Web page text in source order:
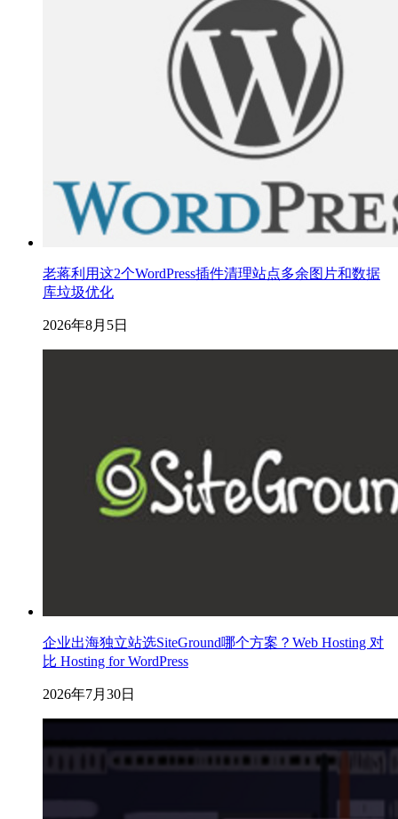
老蒋利用这2个WordPress插件清理站点多余图片和数据
库垃圾优化
2026年8月5日
企业出海独立站选SiteGround哪个方案？Web Hosting 对
比 Hosting for WordPress
2026年7月30日